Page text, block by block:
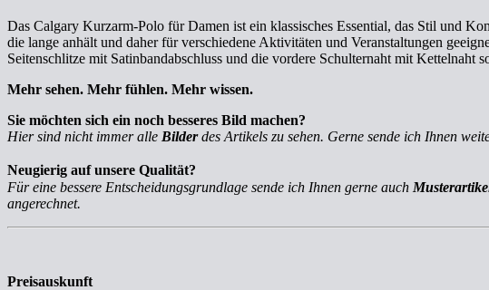
Das Calgary Kurzarm-Polo für Damen ist ein klassisches Essential, das Stil und
die lange anhält und daher für verschiedene Aktivitäten und Veranstaltungen
Seitenschlitze mit Satinbandabschluss und die vordere Schulternaht mit
Mehr sehen. Mehr fühlen. Mehr wissen.
Sie möchten sich ein noch besseres Bild machen?
Hier sind nicht immer alle Bilderdes Artikels zu sehen. Gerne sende ich Ihnen
Neugierig auf unsere Qualität?
Für eine bessere Entscheidungsgrundlage sende ich Ihnen gerne auch
angerechnet.
Preisauskunft